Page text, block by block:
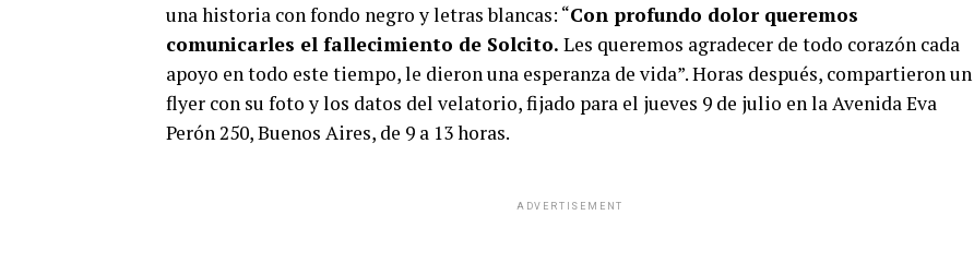
una historia con fondo negro y letras blancas: “Con profundo dolor queremos
comunicarles el fallecimiento de Solcito. Les queremos agradecer de todo corazón cada
apoyo en todo este tiempo, le dieron una esperanza de vida”. Horas después, compartieron un
flyer con su foto y los datos del velatorio, fijado para el jueves 9 de julio en la Avenida Eva
Perón 250, Buenos Aires, de 9 a 13 horas.
ADVERTISEMENT